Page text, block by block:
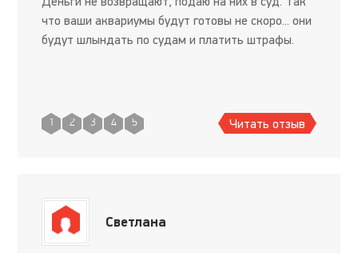
что ваши аквариумы будут готовы не скоро... они
будут шлындать по судам и платить штрафы.
1 2 3 4 5 Читать отзыв
Светлана